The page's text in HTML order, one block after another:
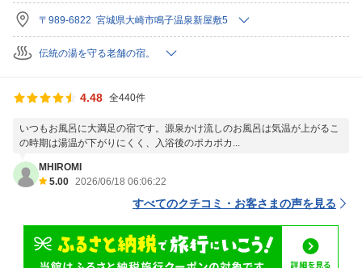
〒989-6822 宮城県大崎市鳴子温泉新屋敷5
伝統の湯を守る老舗の宿。
4.48 全440件
いつもお風呂に大満足の宿です。源泉かけ流しのお風呂は気温が上がるこ
の時期は湯温が下がりにくく、入浴後のポカポカ...
MHIROMI
5.00 2026/06/18 06:06:22
すべてのクチコミ・お客さまの声を見る